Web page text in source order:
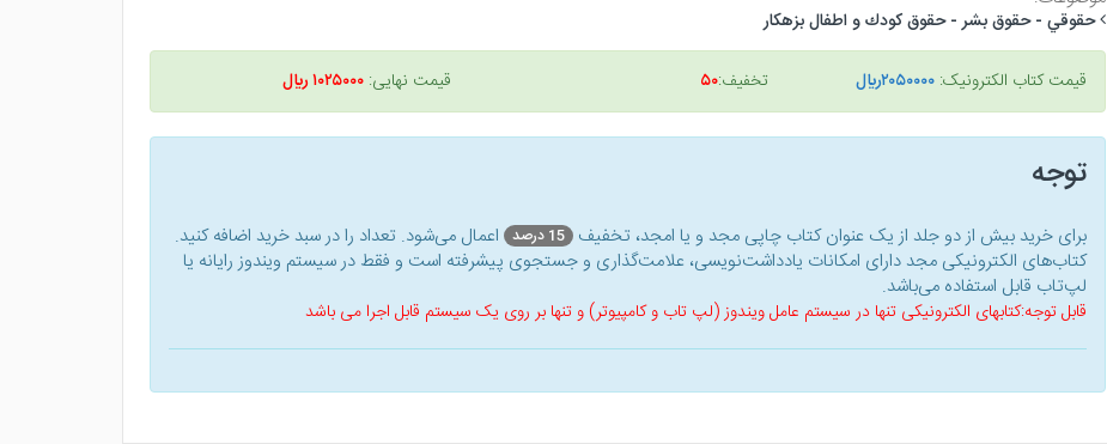
حقوقي - حقوق بشر - حقوق كودك و اطفال بزهكار
قیمت کتاب الکترونیک:۲۰۵۰۰۰۰ريال تخفیف:۵۰ قیمت نهایی:۱۰۲۵۰۰۰ ريال
توجه
برای خرید بیش از دو جلد از یک عنوان کتاب‌ چاپی مجد و یا امجد، تخفیف 15 درصد
اعمال می‌شود. تعداد را در سبد خرید اضافه کنید.
کتاب‌های الکترونیکی مجد دارای امکانات یادداشت‌نویسی، علامت‌گذاری و جستجوی پیشرفته است و فقط در سیستم ویندوز رایانه یا
لپ‌تاب قابل استفاده می‌باشد.
قابل توجه:کتابهای الکترونیکی تنها در سیستم عامل ویندوز (لپ تاب و کامپیوتر) و تنها بر روی یک سیستم قابل اجرا می باشد